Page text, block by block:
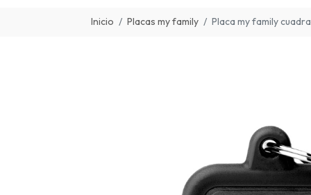
Inicio Placas my family Placa my family